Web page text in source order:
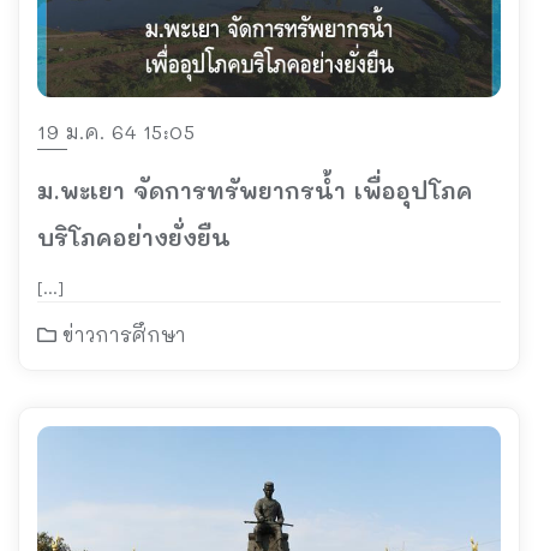
19 ม.ค. 64 15:05
ม.พะเยา จัดการทรัพยากรน้ำ เพื่ออุปโภค
บริโภคอย่างยั่งยืน
[…]
ข่าวการศึกษา